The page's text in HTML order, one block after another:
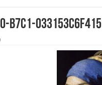
b7c1-033153c6f415